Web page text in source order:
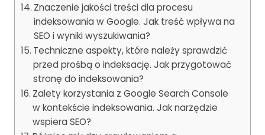
Znaczenie jakości treści dla procesu
indeksowania w Google. Jak treść wpływa na
SEO i wyniki wyszukiwania?
Techniczne aspekty, które należy sprawdzić
przed prośbą o indeksację. Jak przygotować
stronę do indeksowania?
Zalety korzystania z Google Search Console
w kontekście indeksowania. Jak narzędzie
wspiera SEO?